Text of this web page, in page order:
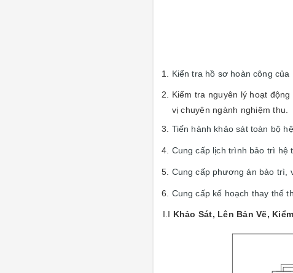
Kiển tra hồ sơ hoàn công của
Kiểm tra nguyên lý hoạt
vị chuyên ngành nghiệm thu.
Tiến hành khảo sát toàn bộ
Cung cấp lịch trình bảo trì hệ
Cung cấp phương án bảo trì,
Cung cấp kế hoạch thay thế
I.I Khảo Sát, Lên Bản Vẽ,